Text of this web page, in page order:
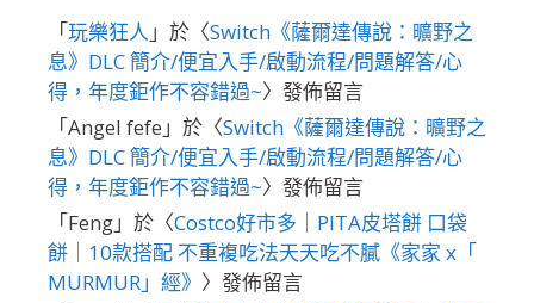
「玩樂狂人 」於〈Switch《薩爾達傳說：曠野之
息》DLC 簡介/便宜入手/啟動流程/問題解答/心
得，年度鉅作不容錯過~〉發佈留言
「Angel fefe 」於〈Switch《薩爾達傳說：曠野之
息》DLC 簡介/便宜入手/啟動流程/問題解答/心
得，年度鉅作不容錯過~〉發佈留言
「Feng」於〈Costco好市多｜PITA皮塔餅 口袋
餅｜10款搭配 不重複吃法天天吃不膩《家家 x「
MURMUR」經》 〉發佈留言